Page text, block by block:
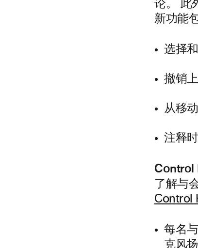
论。 此
新功能
选择
撤销
从移
注释
Control
了解与
Control
每名
克风